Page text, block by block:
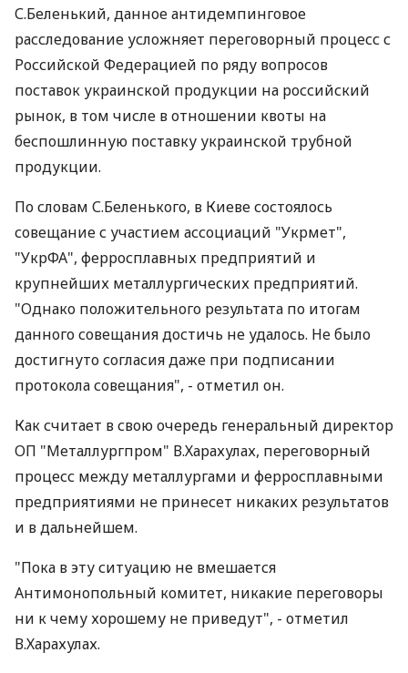
С.Беленький, данное антидемпинговое
расследование усложняет переговорный процесс с
Российской Федерацией по ряду вопросов
поставок украинской продукции на российский
рынок, в том числе в отношении квоты на
беспошлинную поставку украинской трубной
продукции.
По словам С.Беленького, в Киеве состоялось
совещание с участием ассоциаций "Укрмет",
"УкрФА", ферросплавных предприятий и
крупнейших металлургических предприятий.
"Однако положительного результата по итогам
данного совещания достичь не удалось. Не было
достигнуто согласия даже при подписании
протокола совещания", - отметил он.
Как считает в свою очередь генеральный директор
ОП "Металлургпром" В.Харахулах, переговорный
процесс между металлургами и ферросплавными
предприятиями не принесет никаких результатов
и в дальнейшем.
"Пока в эту ситуацию не вмешается
Антимонопольный комитет, никакие переговоры
ни к чему хорошему не приведут", - отметил
В.Харахулах.